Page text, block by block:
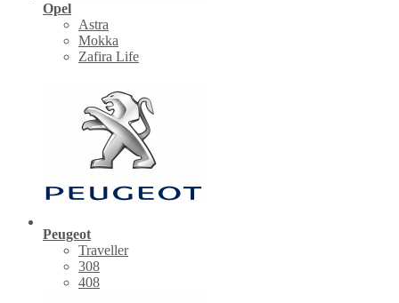
Opel
Astra
Mokka
Zafira Life
Peugeot
Traveller
308
408